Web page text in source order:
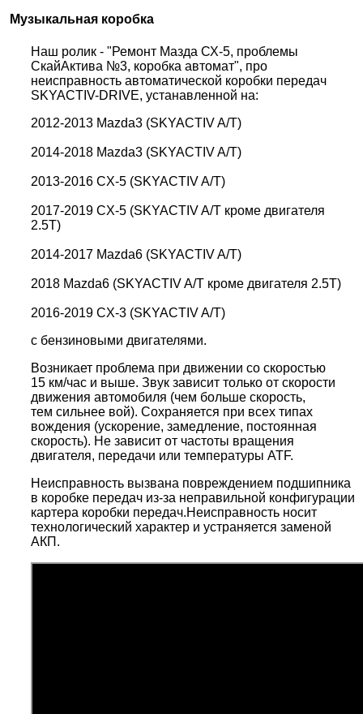
Музыкальная коробка
Наш ролик - "Ремонт Мазда СХ-5, проблемы
СкайАктива №3, коробка автомат", про
неисправность автоматической коробки передач
SKYACTIV-DRIVE, устанавленной на:
2012-2013 Mazda3 (SKYACTIV A/T)
2014-2018 Mazda3 (SKYACTIV A/T)
2013-2016 CX-5 (SKYACTIV A/T)
2017-2019 CX-5 (SKYACTIV A/T кроме двигателя
2.5T)
2014-2017 Mazda6 (SKYACTIV A/T)
2018 Mazda6 (SKYACTIV A/T кроме двигателя 2.5T)
2016-2019 CX-3 (SKYACTIV A/T)
c бензиновыми двигателями.
Возникает проблема при движении со скоростью
15 км/час и выше. Звук зависит только от скорости
движения автомобиля (чем больше скорость,
тем сильнее вой). Сохраняется при всех типах
вождения (ускорение, замедление, постоянная
скорость). Не зависит от частоты вращения
двигателя, передачи или температуры ATF.
Неисправность вызвана повреждением подшипника
в коробке передач из-за неправильной конфигурации
картера коробки передач.Неисправность носит
технологический характер и устраняется заменой
АКП.